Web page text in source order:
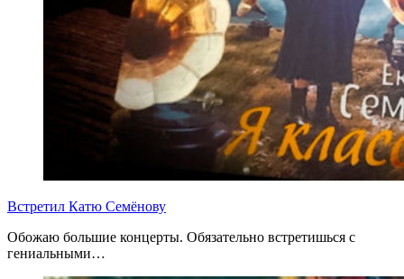
Встретил Катю Семёнову
Обожаю большие концерты. Обязательно встретишься с
гениальными…